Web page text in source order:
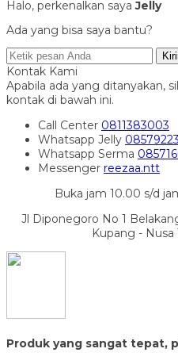
Halo, perkenalkan sayaJelly
Ada yang bisa saya bantu?
Kontak Kami
Apabila ada yang ditanyakan,
kontak di bawah ini.
Call Center 0811383003
Whatsapp Jelly
Whatsapp Serma
Messenger reezaa.ntt
Buka jam 10.00 s/d
Jl Diponegoro No 1
Kupang - Nusa
Produk yang sangat tepat,